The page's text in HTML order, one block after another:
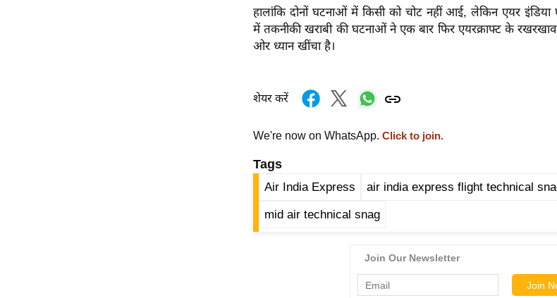
हालांकि दोनों घटनाओं में किसी को चोट नहीं आई, लेकिन एयर
में तकनीकी खराबी की घटनाओं ने एक बार फिर एयरक्राफ्ट के
ओर ध्यान खींचा है।
शेयर करें
We're now on WhatsApp. Click to join.
Tags
Air India Express air india express flight technical
mid air technical snag